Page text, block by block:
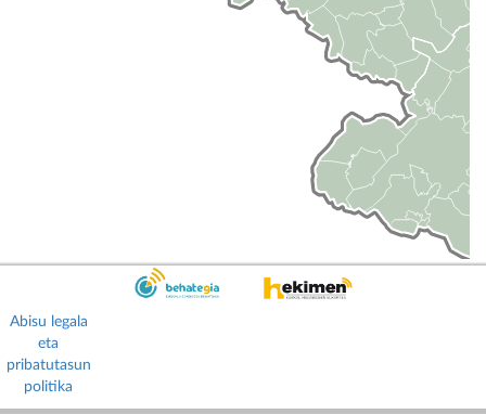
Abisu legala
eta
pribatutasun
politika